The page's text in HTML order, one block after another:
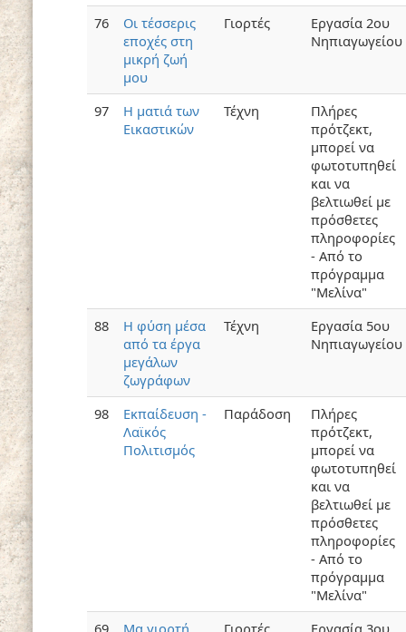
76
Οι τέσσερις
εποχές στη
μικρή ζωή
μου
Γιορτές
Εργασία 2ου
Νηπιαγωγείου
97
Η ματιά των
Εικαστικών
Τέχνη
Πλήρες
πρότζεκτ,
μπορεί να
φωτοτυπηθεί
και να
βελτιωθεί με
πρόσθετες
πληροφορίες
- Από το
πρόγραμμα
"Μελίνα"
88
Η φύση μέσα
από τα έργα
μεγάλων
ζωγράφων
Τέχνη
Εργασία 5ου
Νηπιαγωγείου
98
Εκπαίδευση -
Λαϊκός
Πολιτισμός
Παράδοση
Πλήρες
πρότζεκτ,
μπορεί να
φωτοτυπηθεί
και να
βελτιωθεί με
πρόσθετες
πληροφορίες
- Από το
πρόγραμμα
"Μελίνα"